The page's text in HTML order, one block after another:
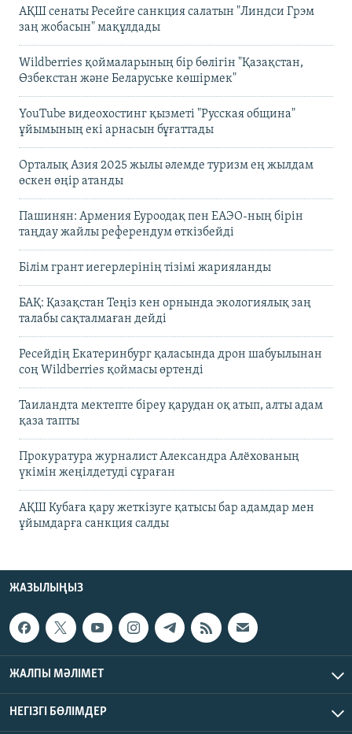
АҚШ сенаты Ресейге санкция салатын "Линдси Грэм
заң жобасын" мақұлдады
Wildberries қоймаларының бір бөлігін "Қазақстан,
Өзбекстан және Беларуське көшірмек"
YouTube видеохостинг қызметі "Русская община"
ұйымының екі арнасын бұғаттады
Орталық Азия 2025 жылы әлемде туризм ең жылдам
өскен өңір атанды
Пашинян: Армения Еуроодақ пен ЕАЭО-ның бірін
таңдау жайлы референдум өткізбейді
Білім грант иегерлерінің тізімі жарияланды
БАҚ: Қазақстан Теңіз кен орнында экологиялық заң
талабы сақталмаған дейді
Ресейдің Екатеринбург қаласында дрон шабуылынан
соң Wildberries қоймасы өртенді
Таиландта мектепте біреу қарудан оқ атып, алты адам
қаза тапты
Прокуратура журналист Александра Алёхованың
үкімін жеңілдетуді сұраған
АҚШ Кубаға қару жеткізуге қатысы бар адамдар мен
ұйымдарға санкция салды
ЖАЗЫЛЫҢЫЗ
ЖАЛПЫ МӘЛІМЕТ
НЕГІЗГІ БӨЛІМДЕР